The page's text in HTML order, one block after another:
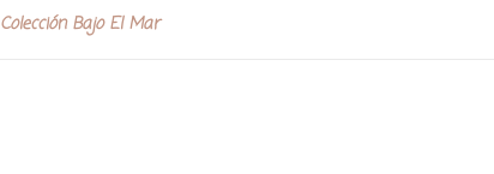
Colección Bajo El Mar